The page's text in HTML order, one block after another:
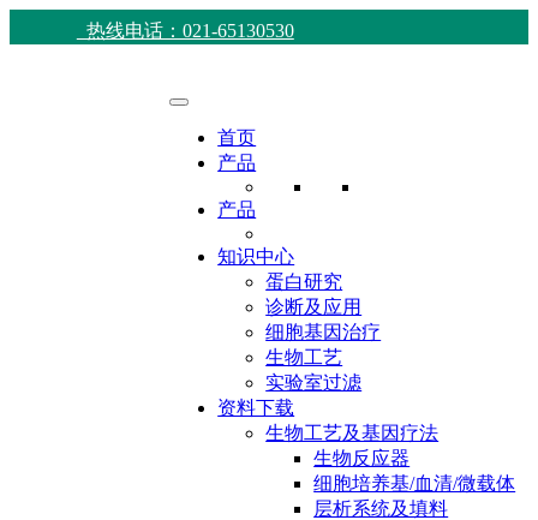
热线电话：021-65130530
首页
产品
产品
知识中心
蛋白研究
诊断及应用
细胞基因治疗
生物工艺
实验室过滤
资料下载
生物工艺及基因疗法
生物反应器
细胞培养基/血清/微载体
层析系统及填料